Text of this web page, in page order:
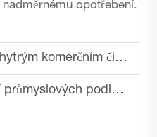
opotřebení.
čisticím strojem 2025
podlahových čisticích strojů